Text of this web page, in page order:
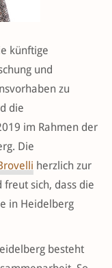
künftige
und
zu
die
im Rahmen der
Die
herzlich zur
sich, dass die
in Heidelberg
besteht